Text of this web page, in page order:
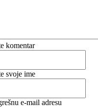
komentar
svoje ime
e-mail adresu